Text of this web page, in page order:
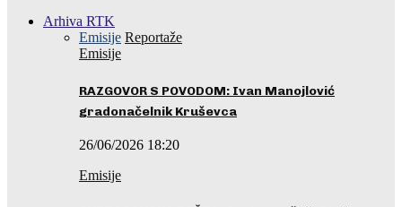
Arhiva RTK
Emisije Reportaže
Emisije
RAZGOVOR S POVODOM: Ivan Manojlović
gradonačelnik Kruševca
26/06/2026 18:20
Emisije